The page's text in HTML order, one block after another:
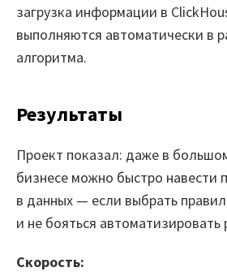
загрузка информации в
выполняются автоматически в
алгоритма.
Результаты
Проект показал: даже в
бизнесе можно быстро навести
в данных — если выбрать
и не бояться автоматизировать
Скорость: